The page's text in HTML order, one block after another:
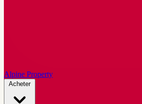
Alpine Property
Acheter